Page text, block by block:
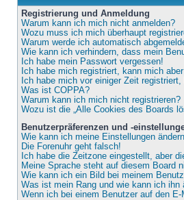
Registrierung und Anmeldung
Warum kann ich mich nicht anmelden?
Wozu muss ich mich überhaupt
Warum werde ich automatisch
Wie kann ich verhindern, dass mein
Ich habe mein Passwort vergessen!
Ich habe mich registriert, kann mich
Ich habe mich vor einiger Zeit
Was ist COPPA?
Warum kann ich mich nicht registrieren?
Wozu ist die „Alle Cookies des Boards
Benutzerpräferenzen und -
Wie kann ich meine Einstellungen
Die Forenuhr geht falsch!
Ich habe die Zeitzone eingestellt, aber
Meine Sprache steht auf diesem Board
Wie kann ich ein Bild bei meinem
Was ist mein Rang und wie kann ich ihn
Wenn ich bei einem Benutzer auf den